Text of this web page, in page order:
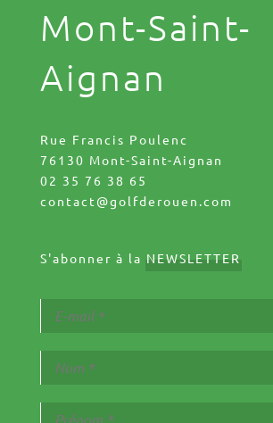
Mont-Saint-
Aignan
Rue Francis Poulenc
76130 Mont-Saint-Aignan
02 35 76 38 65
contact@golfderouen.com
S'abonner à la NEWSLETTER